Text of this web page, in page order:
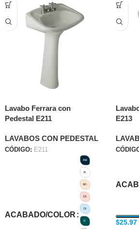
Lavabo Ferrara con
Pedestal E211
LAVABOS CON PEDESTAL
CÓDIGO: E211
ACABADO/COLOR
E213
$25.97